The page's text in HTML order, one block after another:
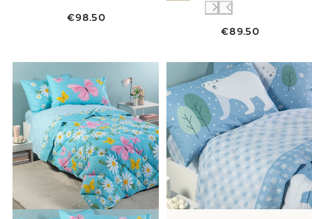
€98.50
€89.50
Trapunta Margherite in Cotone 300
Link to "